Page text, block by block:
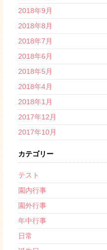
2018年9月
2018年8月
2018年7月
2018年6月
2018年5月
2018年4月
2018年1月
2017年12月
2017年10月
カテゴリー
テスト
園内行事
園外行事
年中行事
日常